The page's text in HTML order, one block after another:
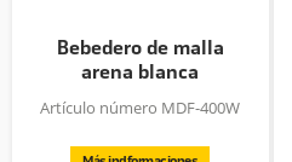
Bebedero de malla
arena blanca
Artículo número MDF-400W